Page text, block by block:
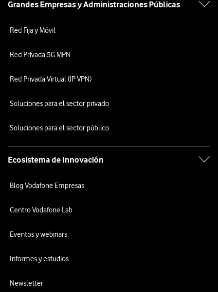
Grandes Empresas y Administraciones Públicas
Red Fija y Móvil
Red Privada 5G MPN
Red Privada Virtual (IP VPN)
Soluciones para el sector privado
Soluciones para el sector público
Ecosistema de Innovación
Blog Vodafone Empresas
Centro Vodafone Lab
Eventos y webinars
Informes y estudios
Newsletter